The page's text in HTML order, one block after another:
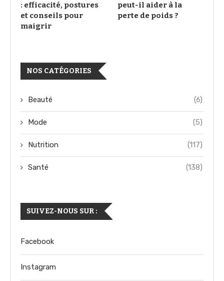
: efficacité, postures
et conseils pour
maigrir
peut-il aider à la
perte de poids ?
NOS CATÉGORIES
Beauté (6)
Mode (5)
Nutrition (117)
Santé (138)
SUIVEZ-NOUS SUR :
Facebook
Instagram